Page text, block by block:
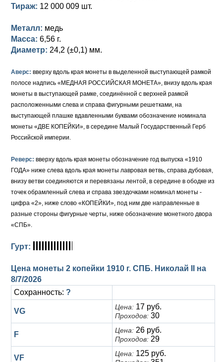
Памятные и донативные
Памятные и донативные
Для Финляндии
Памятные и донативные
Медь
Для Грузии
Русско-Польские
Памятные и донативные
Серебро
Медь
Для Грузии
Золото
Серебро
Медь
Екатерина II (1762-1796)
Золото
Серебро
Сибирские монеты
Для Молдавии и Валахии
Таврические монеты
Петр III (1762)
Елизавета I (1741-1762)
Серебро
Медь
Для Пруссии
Альбертусталер
Анна Иоанновна (1730-1740)
Петр II (1727-1730)
Екатерина I (1725-1727)
Золото
Серебро
Тираж: 12 000 009 шт.
Металл: медь
Масса: 6,56 г.
Диаметр: 24,2 (±0,1) мм.
Аверс: вверху вдоль края монеты в выделенной выступающей рамкой
полосе надпись «МЕДНАЯ РОССИЙСКАЯ МОНЕТА», внизу вдоль края
монеты в выступающей рамке, соединённой с верхней рамкой
расположенными слева и справа фигурными решетками, на
выступающей плашке вдавленными буквами обозначение номинала
монеты «ДВЕ КОПЕЙКИ», в середине Малый Государственный Герб
Российской империи.
Реверс: вверху вдоль края монеты обозначение год выпуска «1910
ГОДА» ниже слева вдоль края монеты лавровая ветвь, справа дубовая,
внизу ветви соединяются и перевязаны лентой, в середине в ободке из
точек обрамленный слева и справа звездочками номинал монеты -
цифра «2», ниже слово «КОПЕЙКИ», под ним две направленные в
разные стороны фигурные черты, ниже обозначение монетного двора
«СПБ».
Гурт:
Цена монеты 2 копейки 1910 г. СПБ. Николай II на
8/7/2026
Сохранность: ?
VG Цена: 17 руб.
Проходов: 30
F Цена: 26 руб.
Проходов: 29
VF Цена: 125 руб.